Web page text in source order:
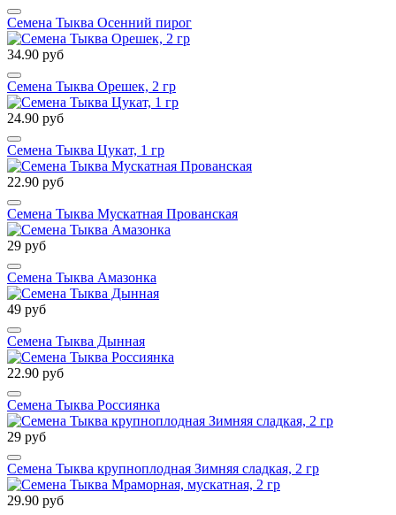
Семена Тыква Осенний пирог
34.90 руб
Семена Тыква Орешек, 2 гр
24.90 руб
Семена Тыква Цукат, 1 гр
22.90 руб
Семена Тыква Мускатная Прованская
29 руб
Семена Тыква Амазонка
49 руб
Семена Тыква Дынная
22.90 руб
Семена Тыква Россиянка
29 руб
Семена Тыква крупноплодная Зимняя сладкая, 2 гр
29.90 руб